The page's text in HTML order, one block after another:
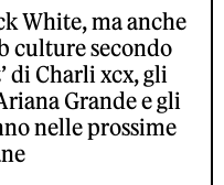
White, ma anche
culture secondo
di Charli xcx, gli
Grande e gli
nelle prossime